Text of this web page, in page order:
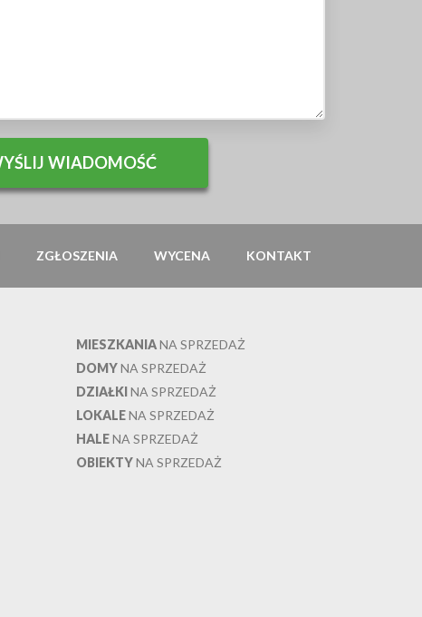
ZGŁOSZENIA WYCENA KONTAKT
MIESZKANIANA SPRZEDAŻ
DOMYNA SPRZEDAŻ
DZIAŁKINA SPRZEDAŻ
LOKALENA SPRZEDAŻ
HALENA SPRZEDAŻ
OBIEKTYNA SPRZEDAŻ